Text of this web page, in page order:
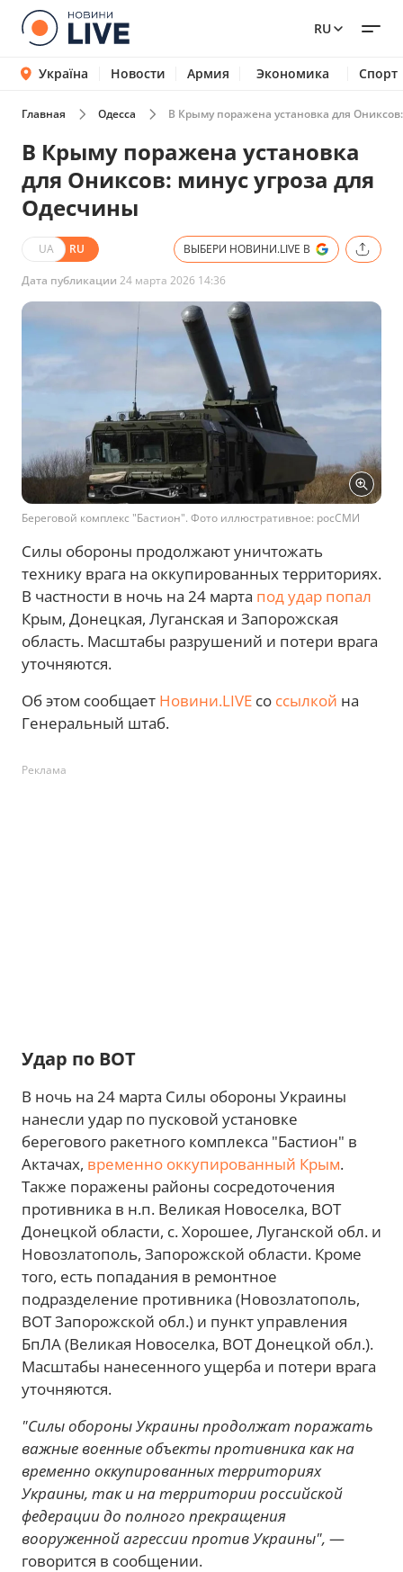
RU
Україна Новости Армия Экономика Спорт
Главная Одесса В Крыму поражена установка для
В Крыму поражена установка
для Ониксов: минус угроза для
Одесчины
UA RU ВЫБЕРИ НОВИНИ.LIVE В
Дата публикации 24 марта 2026 14:36
Береговой комплекс "Бастион". Фото иллюстративное: росСМИ
Силы обороны продолжают уничтожать
технику врага на оккупированных территориях.
В частности в ночь на 24 марта под удар попал
Крым, Донецкая, Луганская и Запорожская
область. Масштабы разрушений и потери врага
уточняются.
Об этом сообщает Новини.LIVE со ссылкой на
Генеральный штаб.
Реклама
Удар по ВОТ
В ночь на 24 марта Силы обороны Украины
нанесли удар по пусковой установке
берегового ракетного комплекса "Бастион" в
Актачах, временно оккупированный Крым.
Также поражены районы сосредоточения
противника в н.п. Великая Новоселка, ВОТ
Донецкой области, с. Хорошее, Луганской обл. и
Новозлатополь, Запорожской области. Кроме
того, есть попадания в ремонтное
подразделение противника (Новозлатополь,
ВОТ Запорожской обл.) и пункт управления
БпЛА (Великая Новоселка, ВОТ Донецкой обл.).
Масштабы нанесенного ущерба и потери врага
уточняются.
"Силы обороны Украины продолжат поражать
важные военные объекты противника как на
временно оккупированных территориях
Украины, так и на территории российской
федерации до полного прекращения
вооруженной агрессии против Украины", —
говорится в сообщении.